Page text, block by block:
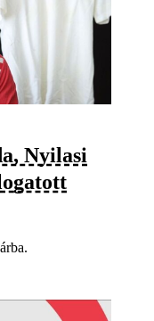
Nyilasi